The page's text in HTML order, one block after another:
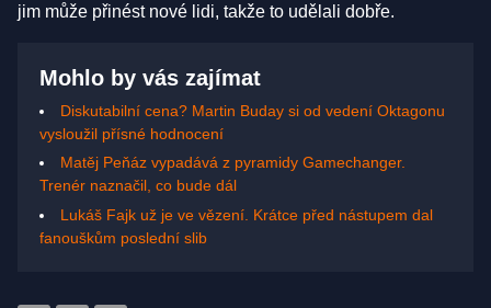
jim může přinést nové lidi, takže to udělali dobře.
Mohlo by vás zajímat
Diskutabilní cena? Martin Buday si od vedení Oktagonu
vysloužil přísné hodnocení
Matěj Peňáz vypadává z pyramidy Gamechanger.
Trenér naznačil, co bude dál
Lukáš Fajk už je ve vězení. Krátce před nástupem dal
fanouškům poslední slib